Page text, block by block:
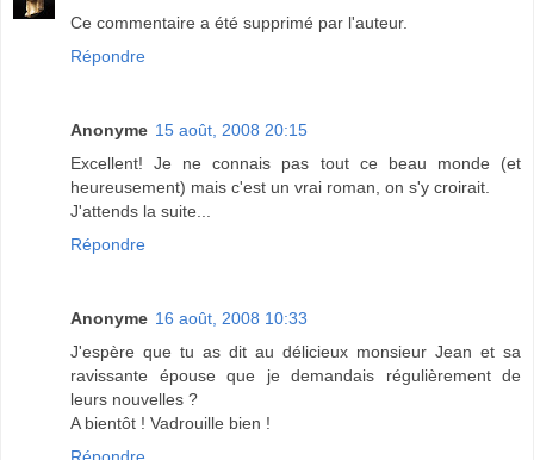
Ce commentaire a été supprimé par l'auteur.
Répondre
Anonyme 15 août, 2008 20:15
Excellent! Je ne connais pas tout ce beau monde (et
heureusement) mais c'est un vrai roman, on s'y croirait.
J'attends la suite...
Répondre
Anonyme 16 août, 2008 10:33
J'espère que tu as dit au délicieux monsieur Jean et sa
ravissante épouse que je demandais régulièrement de
leurs nouvelles ?
A bientôt ! Vadrouille bien !
Répondre